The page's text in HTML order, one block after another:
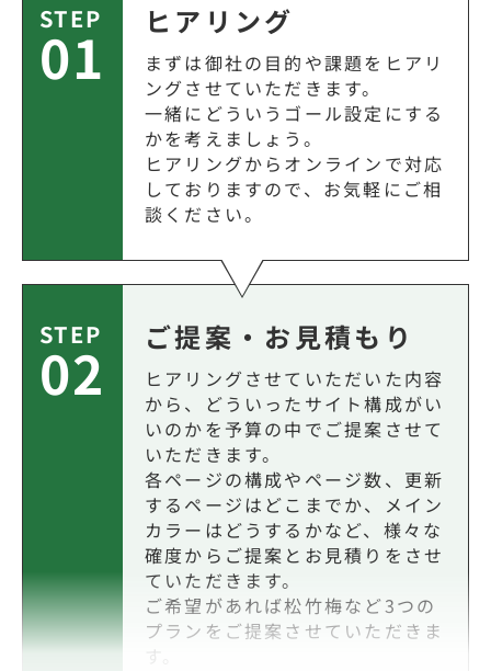
STEP
01 ヒアリング
まずは御社の目的や課題をヒアリ
ングさせていただきます。
一緒にどういうゴール設定にする
かを考えましょう。
ヒアリングからオンラインで対応
しておりますので、お気軽にご相
談ください。
STEP
02 ご提案・お見積もり
ヒアリングさせていただいた内容
から、どういったサイト構成がい
いのかを予算の中でご提案させて
いただきます。
各ページの構成やページ数、更新
するページはどこまでか、メイン
カラーはどうするかなど、様々な
確度からご提案とお見積りをさせ
ていただきます。
ご希望があれば松竹梅など3つの
プランをご提案させていただきま
す。